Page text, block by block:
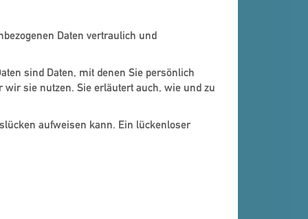
Daten vertraulich und
sind Daten, mit denen Sie persönlich
sie nutzen. Sie erläutert auch, wie und zu
aufweisen kann. Ein lückenloser